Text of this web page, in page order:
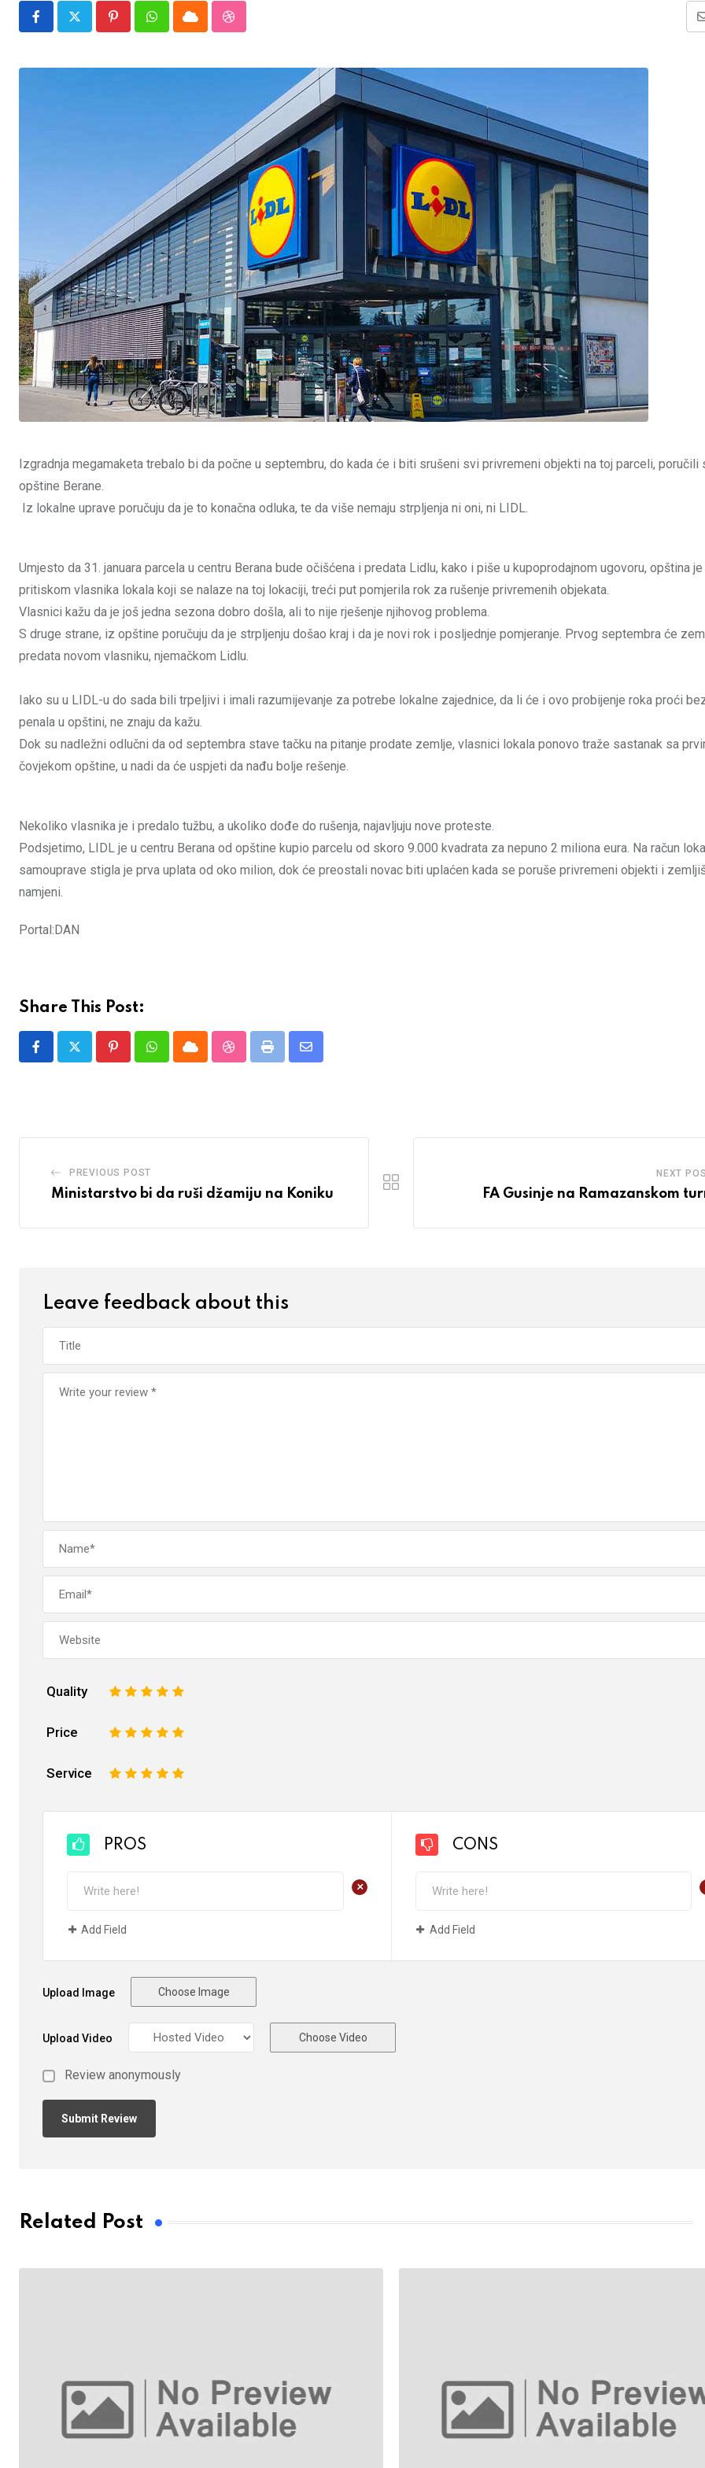
PinterestWhatsappCloud StumbleUpon
Izgradnja megamaketa trebalo bi da počne u septembru, do kada će i biti srušeni svi privremeni objekti na toj parceli, poručili
opštine Berane.
Iz lokalne uprave poručuju da je to konačna odluka, te da više nemaju strpljenja ni oni, ni LIDL.
Umjesto da 31. januara parcela u centru Berana bude očišćena i predata Lidlu, kako i piše u kupoprodajnom ugovoru, opština
pritiskom vlasnika lokala koji se nalaze na toj lokaciji, treći put pomjerila rok za rušenje privremenih objekata.
Vlasnici kažu da je još jedna sezona dobro došla, ali to nije rješenje njihovog problema.
S druge strane, iz opštine poručuju da je strpljenju došao kraj i da je novi rok i posljednje pomjeranje. Prvog septembra će
predata novom vlasniku, njemačkom Lidlu.
Iako su u LIDL-u do sada bili trpeljivi i imali razumijevanje za potrebe lokalne zajednice, da li će i ovo probijenje roka proći
penala u opštini, ne znaju da kažu.
Dok su nadležni odlučni da od septembra stave tačku na pitanje prodate zemlje, vlasnici lokala ponovo traže sastanak sa
čovjekom opštine, u nadi da će uspjeti da nađu bolje rešenje.
Nekoliko vlasnika je i predalo tužbu, a ukoliko dođe do rušenja, najavljuju nove proteste.
Podsjetimo, LIDL je u centru Berana od opštine kupio parcelu od skoro 9.000 kvadrata za nepuno 2 miliona eura. Na račun
samouprave stigla je prva uplata od oko milion, dok će preostali novac biti uplaćen kada se poruše privremeni objekti i
namjeni.
Portal:DAN
Share This Post:
PinterestWhatsappCloud StumbleUpon
Print
Share
PREVIOUS POST
Ministarstvo bi da ruši džamiju na Koniku
NEXT
FA Gusinje na Ramazanskom
Leave feedback about this
Quality 5
4
3
2
Price 5
4
3
2
Service 5
4
3
2
PROS
+
Add Field
CONS
Add Field
Upload Image Choose Image
Upload Video Choose Video
Review anonymously
Related Post